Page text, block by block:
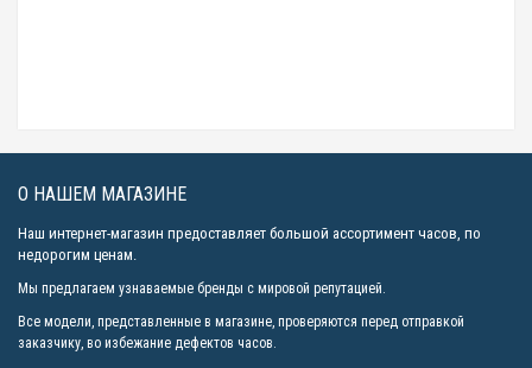
JORDAN KERR 15679g №0808
JORDAN KERR 15517 №0790
О НАШЕМ МАГАЗИНЕ
Наш интернет-магазин предоставляет большой ассортимент часов, по
недорогим ценам.
Мы предлагаем узнаваемые бренды с мировой репутацией.
Все модели, представленные в магазине, проверяются перед отправкой
заказчику, во избежание дефектов часов.